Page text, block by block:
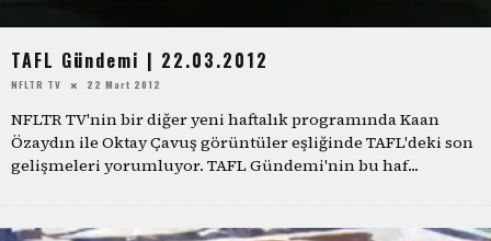
TAFL Gündemi | 22.03.2012
NFLTR TV 22 Mart 2012
NFLTR TV'nin bir diğer yeni haftalık programında Kaan
Özaydın ile Oktay Çavuş görüntüler eşliğinde TAFL'deki son
gelişmeleri yorumluyor. TAFL Gündemi'nin bu haf...